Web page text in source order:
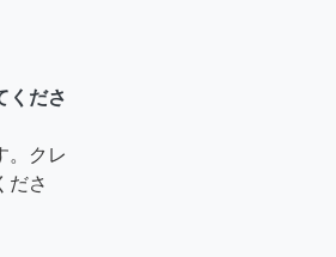
くださ
。クレ
ださ